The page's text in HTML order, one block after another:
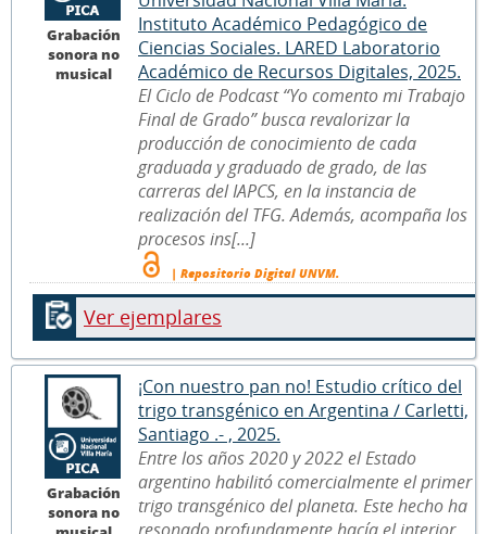
Grabación
sonora no
musical
Instituto Académico Pedagógico de
Ciencias Sociales. LARED Laboratorio
Académico de Recursos Digitales, 2025.
El Ciclo de Podcast “Yo comento mi Trabajo
Final de Grado” busca revalorizar la
producción de conocimiento de cada
graduada y graduado de grado, de las
carreras del IAPCS, en la instancia de
realización del TFG. Además, acompaña los
procesos ins[...]
| Repositorio Digital UNVM.
Ver ejemplares
Grabación
sonora no
¡Con nuestro pan no! Estudio crítico del
trigo transgénico en Argentina / Carletti,
Santiago .- , 2025.
Entre los años 2020 y 2022 el Estado
argentino habilitó comercialmente el primer
trigo transgénico del planeta. Este hecho ha